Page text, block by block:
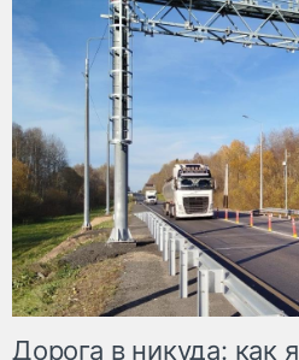
Дорога в никуда: как